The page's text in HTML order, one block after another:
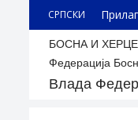
СРПСКИ
БОСНА И
Федерација
Влада